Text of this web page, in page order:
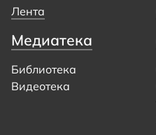
Лента
Медиатека
Библиотека
Видеотека